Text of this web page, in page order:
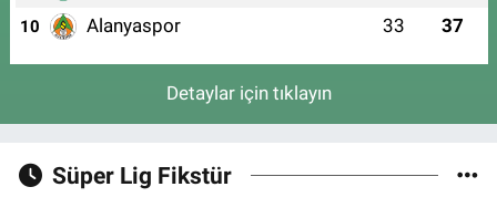
10 Alanyaspor 33 37
Detaylar için tıklayın
Süper Lig Fikstür